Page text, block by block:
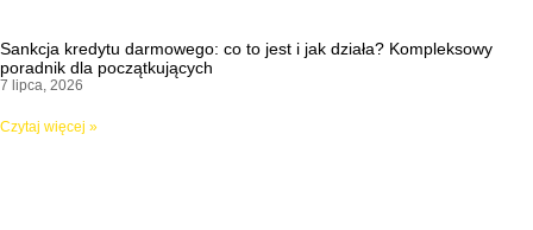
Sankcja kredytu darmowego: co to jest i jak działa? Kompleksowy
poradnik dla początkujących
7 lipca, 2026
Czytaj więcej »